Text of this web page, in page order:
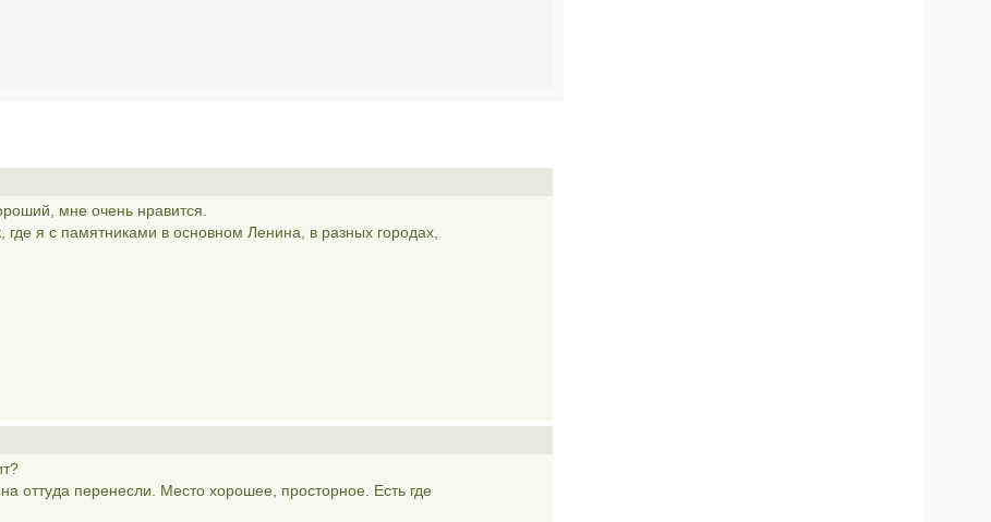
мне очень нравится.
я с памятниками в основном Ленина, в разных городах,
оттуда перенесли. Место хорошее, просторное. Есть где